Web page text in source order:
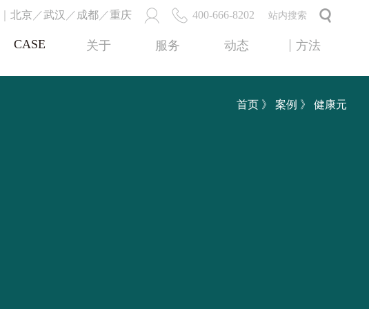
北京／武汉 ／ 成都／重庆 400-666-8202
CASE 关于 服务 动态 方法
首页 》 案例 》 健康元